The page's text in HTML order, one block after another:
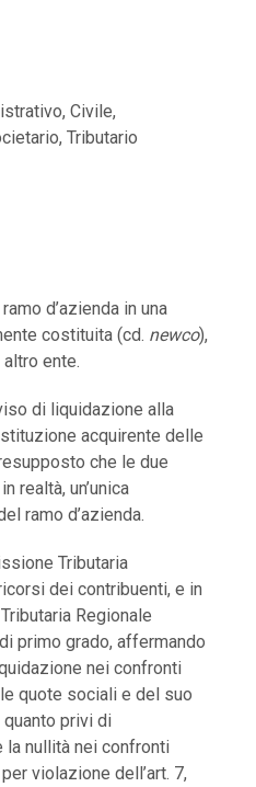
Civile,
Tributario
d’azienda in una
costituita (cd. newco),
ente.
di liquidazione alla
acquirente delle
che le due
realtà, un’unica
ramo d’azienda.
Tributaria
dei contribuenti, e in
Regionale
primo grado, affermando
nei confronti
quote sociali e del suo
privi di
nullità nei confronti
violazione dell’art. 7,